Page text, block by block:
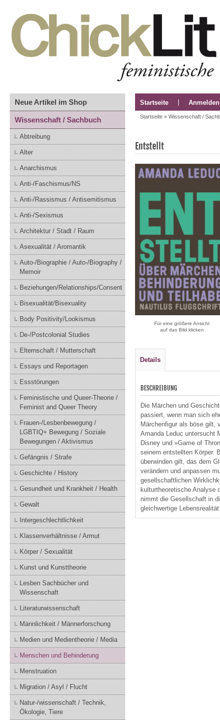
Neue Artikel im Shop
Wissenschaft / Sachbuch
Abtreibung
Alter
Anarchismus
Anti-/Faschismus/NS
Anti-/Rassismus / Antisemitismus
Anti-/Sexismus
Architektur / Stadt / Raum
Asexualität / Aromantik
Auto-/Biographie / Auto-/Biography /
Memoir
Beziehungen/Relationships/Consent
Bisexualität/Bisexuality
Body Positivity/Lookismus
De-/Postcolonial Studies
Elternschaft / Mutterschaft
Essays und Reportagen
Essstörungen
Feministische und Queer-Theorie /
Feminist and Queer Theory
Frauen-/Lesbenbewegung /
LGBTIQ+ Bewegung / Soziale
Bewegungen / Aktivismus
Gefängnis / Strafe
Geschichte / History
Gesundheit und Krankheit / Health
Gewalt
Intergeschlechtlichkeit
Klassenverhältnisse / Armut
Körper / Sexualität
Kunst und Kunsttheorie
Lesben Sachbücher und
Wissenschaft
Literaturwissenschaft
Männlichkeit / Männerforschung
Medien und Medientheorie / Media
Menschen und Behinderung
Menstruation
Migration / Asyl / Flucht
Natur-/wissenschaft / Technik,
Ökologie, Tiere
Startseite Anmelden
Startseite » Wissenschaft /
Entstellt
Für eine größere Ansicht
auf das Bild klicken
Details
BESCHREIBUNG
Die Märchen und
passiert, wenn man sich
Märchenfigur als böse gilt,
Amanda Leduc untersucht
Disney und »Game of
seinem entstellten Körper.
überwinden gilt, das dem
verändern und anpassen
gesellschaftlichen
kulturtheoretische Analyse
nimmt die Gesellschaft in
gleichwertige